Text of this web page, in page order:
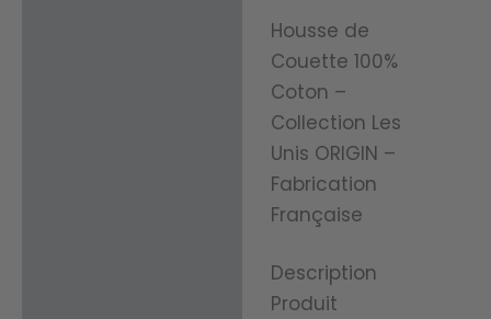
Housse de
Couette 100%
Coton –
Collection Les
Unis ORIGIN –
Fabrication
Française
Description
Produit